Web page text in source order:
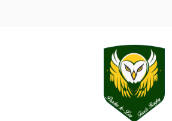
Se connecter
Panier ( vide)